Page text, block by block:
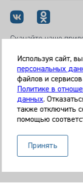
Скачайте наше
© 2026 Клиника
Все права защищены
Информация,
постановки
очная
вы даёте согласие
Используя сайт,
персональных
файлов и
Политике в
данных.
также отключить
помощью
Принять